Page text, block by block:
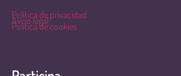
Política de privacidad
Aviso legal
Política de cookies